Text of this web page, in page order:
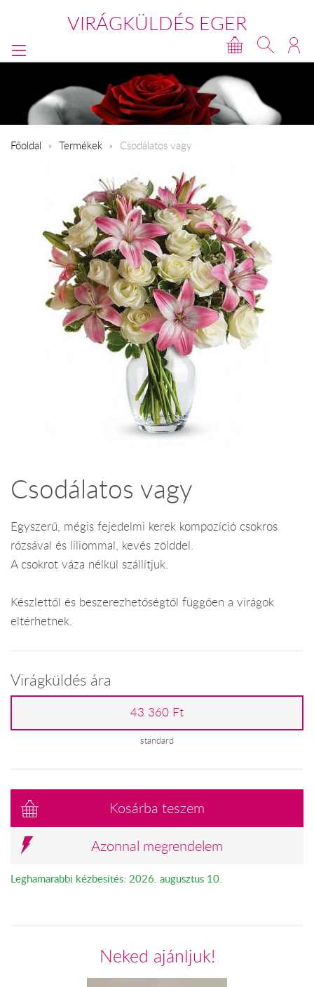
VIRÁGKÜLDÉS EGER
Főoldal Termékek Csodálatos vagy
Csodálatos vagy
Egyszerű, mégis fejedelmi kerek kompozíció csokros
rózsával és liliommal, kevés zölddel.
A csokrot váza nélkül szállítjuk.
Készlettől és beszerezhetőségtől függően a virágok
eltérhetnek.
Virágküldés ára
43 360 Ft
standard
Kosárba teszem
Azonnal megrendelem
Leghamarabbi kézbesítés: 2026. augusztus 10.
Neked ajánljuk!